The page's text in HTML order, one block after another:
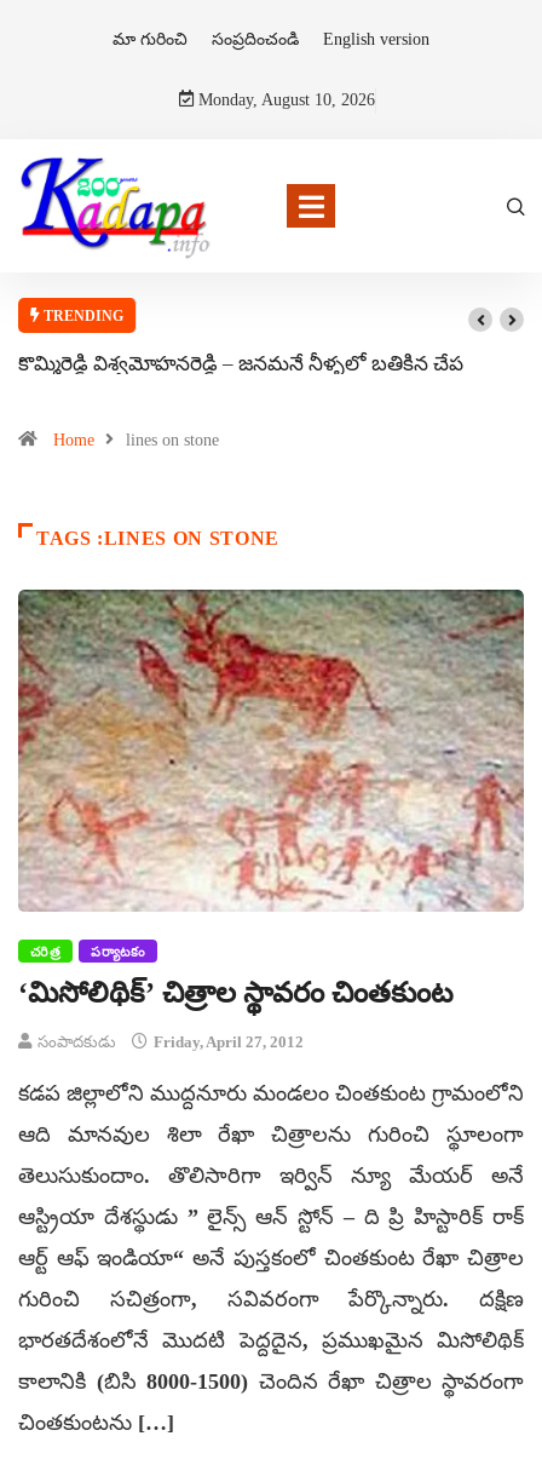
మా గురించి సంప్రదించండి English version
Monday, August 10, 2026
TRENDING
కొమ్మిరెడ్డి విశ్వమోహనరెడ్డి – జనమనే నీళ్ళలో బతికిన చేప
Home lines on stone
TAGS :LINES ON STONE
చరిత్ర పర్యాటకం
‘మిసోలిథిక్‌’ చిత్రాల స్థావరం చింతకుంట
సంపాదకుడు Friday, April 27, 2012
కడప జిల్లాలోని ముద్దనూరు మండలం చింతకుంట గ్రామంలోని
ఆది మానవుల శిలా రేఖా చిత్రాలను గురించి స్థూలంగా
తెలుసుకుందాం. తొలిసారిగా ఇర్విన్‌ న్యూ మేయర్‌ అనే
ఆస్ట్రియా దేశస్థుడు ” లైన్స్‌ ఆన్‌ స్టోన్‌ – ది ప్రి హిస్టారిక్‌ రాక్‌
ఆర్ట్‌ ఆఫ్‌ ఇండియా“ అనే పుస్తకంలో చింతకుంట రేఖా చిత్రాల
గురించి సచిత్రంగా, సవివరంగా పేర్కొన్నారు. దక్షిణ
భారతదేశంలోనే మొదటి పెద్దదైన, ప్రముఖమైన మిసోలిథిక్‌
కాలానికి (బిసి 8000-1500) చెందిన రేఖా చిత్రాల స్థావరంగా
చింతకుంటను […]